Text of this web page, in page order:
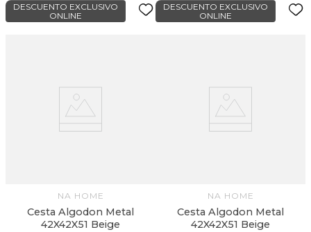
DESCUENTO EXCLUSIVO
ONLINE
NA HOME
Cesta Algodon Metal
42X42X51 Beige
DESCUENTO EXCLUSIVO
ONLINE
NA HOME
Cesta Algodon Metal
42X42X51 Beige